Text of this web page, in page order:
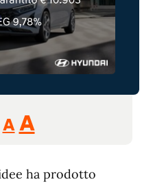
Reducir
A Restablecer
de
AAumentar
ha prodotto